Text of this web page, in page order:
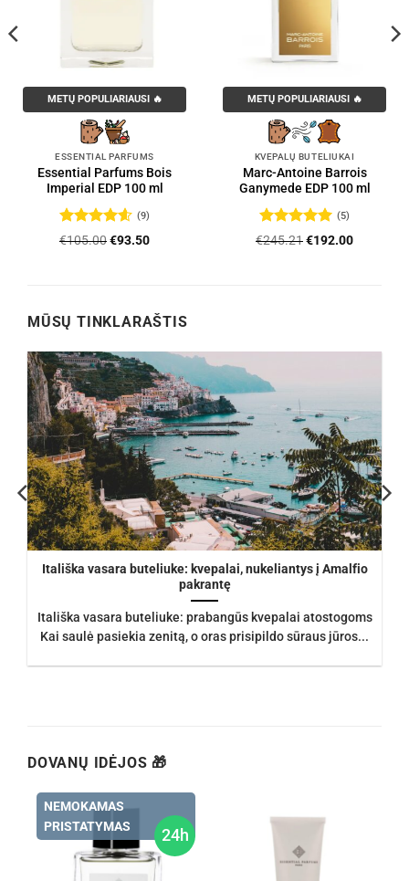
METŲ POPULIARIAUSI 🔥
ESSENTIAL PARFUMS
Essential Parfums Bois
Imperial EDP 100 ml
Įvertinimas:
(9)
€105.00Original
€93.50Current
METŲ POPULIARIAUSI 🔥
KVEPALŲ BUTELIUKAI
Marc-Antoine Barrois
Ganymede EDP 100 ml
Įvertinimas:
(5)
€245.21Original
€192.00Current
MŪSŲ TINKLARAŠTIS
Itališka vasara buteliuke: kvepalai, nukeliantys į Amalfio
pakrantę
Itališka vasara buteliuke: prabangūs kvepalai atostogoms
Kai saulė pasiekia zenitą, o oras prisipildo sūraus jūros...
DOVANŲ IDĖJOS 🎁
24h
NEMOKAMAS
PRISTATYMAS